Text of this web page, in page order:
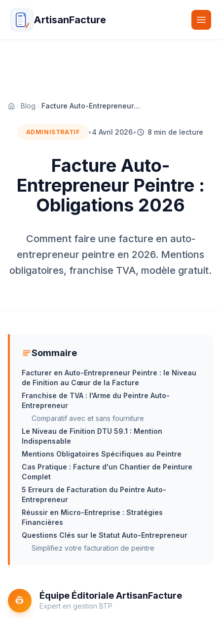
ArtisanFacture
Accueil
Blog Facture Auto-Entrepreneur Peintre : Obligations 2026
ADMINISTRATIF •4 Avril 2026• 8 min de lecture
Facture Auto-
Entrepreneur Peintre :
Obligations 2026
Comment faire une facture en auto-
entrepreneur peintre en 2026. Mentions
obligatoires, franchise TVA, modèle gratuit.
Sommaire
Facturer en Auto-Entrepreneur Peintre : le Niveau
de Finition au Cœur de la Facture
Franchise de TVA : l'Arme du Peintre Auto-
Entrepreneur
Comparatif avec et sans fourniture
Le Niveau de Finition DTU 59.1 : Mention
Indispensable
Mentions Obligatoires Spécifiques au Peintre
Cas Pratique : Facture d'un Chantier de Peinture
Complet
5 Erreurs de Facturation du Peintre Auto-
Entrepreneur
Réussir en Micro-Entreprise : Stratégies
Financières
Questions Clés sur le Statut Auto-Entrepreneur
Simplifiez votre facturation de peintre
👷 Équipe Éditoriale ArtisanFacture
Expert en gestion BTP